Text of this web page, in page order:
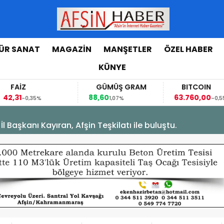
SANAT MAGAZİN MANŞETLER ÖZEL HABER
KÜNYE
FAİZ
-0,35%
GÜMÜŞ GRAM
88,601,07%
BITCOIN
63.760,00-0,55%
Kayıran, Afşin Teşkilatı ile buluştu.